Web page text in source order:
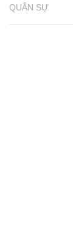
QUÂN SỰ